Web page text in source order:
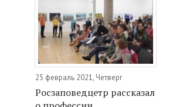
25 февраль 2021, Четверг
Росзаповедцетр рассказал